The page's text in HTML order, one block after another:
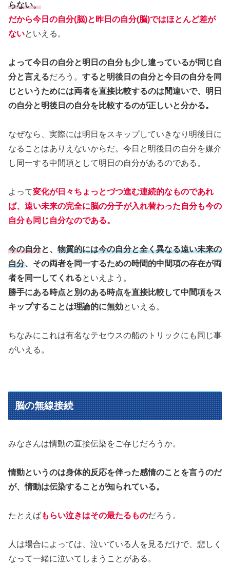
らない。
だから今日の自分(脳)と昨日の自分(脳)ではほとんど差が
ないといえる。
よって今日の自分と明日の自分も少し違っているが同じ自
分と言えるだろう。 すると明後日の自分と今日の自分を同
じというためには両者を直接比較するのは間違いで、明日
の自分と明後日の自分を比較するのが正しいと分かる。
なぜなら、実際には明日をスキップしていきなり明後日に
なることはありえないからだ。今日と明後日の自分を媒介
し同一する中間項として明日の自分があるのである。
よって変化が日々ちょっとづつ進む連続的なものであれ
ば、遠い未来の完全に脳の分子が入れ替わった自分も今の
自分も同じ自分なのである。
今の自分と、 物質的には今の自分と全く異なる遠い未来の
自分、その両者を同一するための時間的中間項の存在が両
者を同一してくれるといえよう。
勝手にある時点と別のある時点を直接比較して中間項をス
キップすることは理論的に無効といえる。
ちなみにこれは有名なテセウスの船のトリックにも同じ事
がいえる。
脳の無線接続
みなさんは情動の直接伝染をご存じだろうか。
情動というのは身体的反応を伴った感情のことを言うのだ
が、情動は伝染することが知られている。
たとえばもらい泣きはその最たるものだろう。
人は場合によっては、泣いている人を見るだけで、悲しく
なって一緒に泣いてしまうことがある。